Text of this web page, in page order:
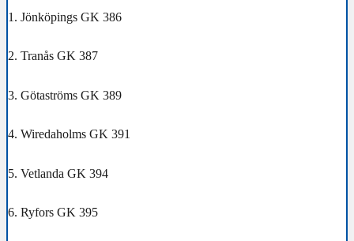
1. Jönköpings GK 386
2. Tranås GK 387
3. Götaströms GK 389
4. Wiredaholms GK 391
5. Vetlanda GK 394
6. Ryfors GK 395